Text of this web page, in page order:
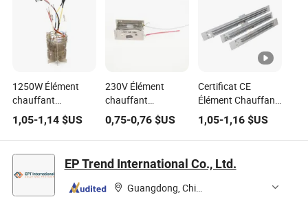
1250W Élément
chauffant
électrique pour
sèche-cheveux
pièces en mica
partie de sèche-
cheveux
1,05-1,14 $US
230V Élément
chauffant
électrique Sèche-
mains Bobine
chauffante Anneau
0,75-0,76$US
Certificat CE
Élément Chauffant
Électrique pour
Radiateur à
Convection
Forme de X
Élément Chauffant
1,05-1,16$US
EP Trend International Co., Ltd.
Guangdong, China